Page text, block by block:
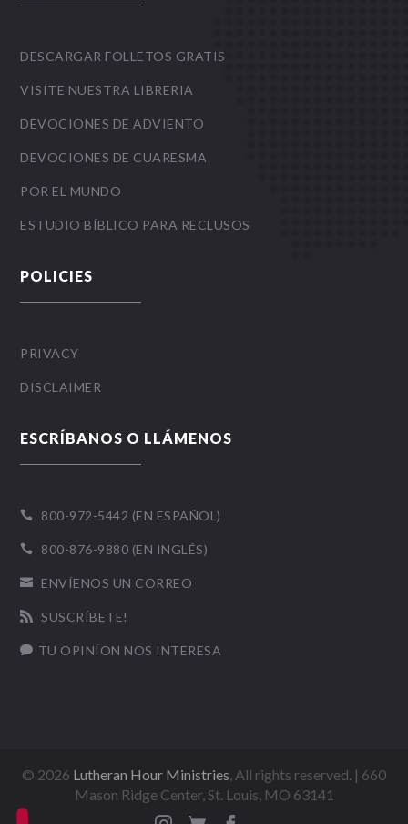
DESCARGAR FOLLETOS GRATIS
VISITE NUESTRA LIBRERIA
DEVOCIONES DE ADVIENTO
DEVOCIONES DE CUARESMA
POR EL MUNDO
ESTUDIO BÍBLICO PARA RECLUSOS
POLICIES
PRIVACY
DISCLAIMER
ESCRÍBANOS O LLÁMENOS
 800-972-5442 (EN ESPAÑOL)
 800-876-9880 (EN INGLÉS)
 ENVÍENOS UN CORREO
 SUSCRÍBETE!
 TU OPINÍON NOS INTERESA
© 2026 Lutheran Hour Ministries, All rights reserved. | 660
Mason Ridge Center, St. Louis, MO 63141